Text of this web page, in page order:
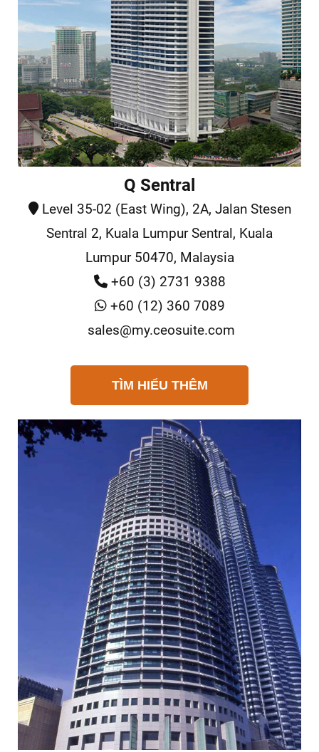
Q Sentral
Level 35-02 (East Wing), 2A, Jalan Stesen
Sentral 2, Kuala Lumpur Sentral, Kuala
Lumpur 50470, Malaysia
+60 (3) 2731 9388
+60 (12) 360 7089
sales@my.ceosuite.com
TÌM HIỂU THÊM